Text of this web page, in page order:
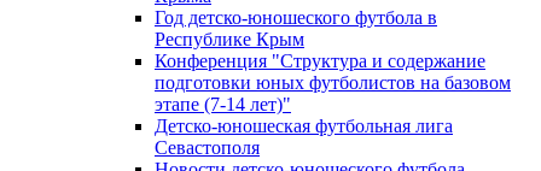
Год детско-юношеского футбола в
Республике Крым
Конференция "Структура и содержание
подготовки юных футболистов на базовом
этапе (7-14 лет)"
Детско-юношеская футбольная лига
Севастополя